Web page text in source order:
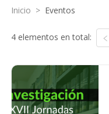
Inicio > Eventos
4 elementos en total: